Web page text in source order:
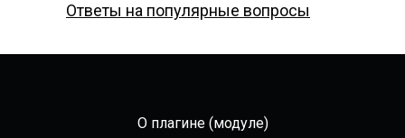
Ответы на популярные вопросы
О плагине (модуле)